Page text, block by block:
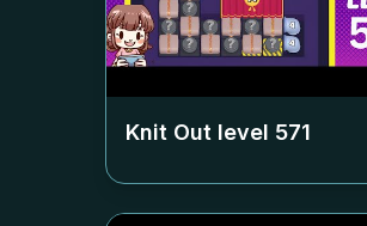
Knit Out level 571